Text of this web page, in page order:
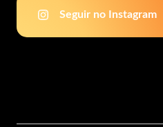
Seguir no Instagram